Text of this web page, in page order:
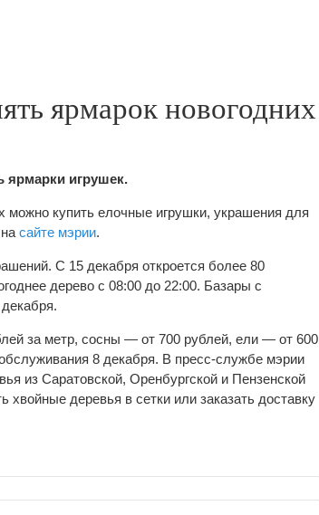
ярмарок новогодних
ярмарки игрушек.
можно купить елочные игрушки, украшения для
сайте мэрии.
С 15 декабря откроется более 80
дерево с 08:00 до 22:00. Базары с
за метр, сосны — от 700 рублей, ели — от 600
8 декабря. В пресс-службе мэрии
из Саратовской, Оренбургской и Пензенской
хвойные деревья в сетки или заказать доставку